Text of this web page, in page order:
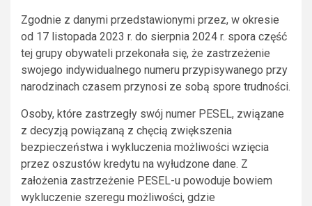
Zgodnie z danymi przedstawionymi przez, w okresie
od 17 listopada 2023 r. do sierpnia 2024 r. spora część
tej grupy obywateli przekonała się, że zastrzeżenie
swojego indywidualnego numeru przypisywanego przy
narodzinach czasem przynosi ze sobą spore trudności.
Osoby, które zastrzegły swój numer PESEL, związane
z decyzją powiązaną z chęcią zwiększenia
bezpieczeństwa i wykluczenia możliwości wzięcia
przez oszustów kredytu na wyłudzone dane. Z
założenia zastrzeżenie PESEL-u powoduje bowiem
wykluczenie szeregu możliwości, gdzie